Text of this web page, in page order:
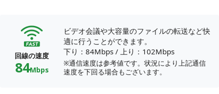
回線の速度
84Mbps
ビデオ会議や大容量のファイルの転送など快
適に行うことができます。
下り：84Mbps / 上り：102Mbps
※通信速度は参考値です。状況により上記通信
速度を下回る場合もございます。